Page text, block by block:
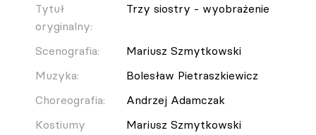
Tytuł
oryginalny:
Trzy siostry - wyobrażenie
Scenografia:
Mariusz Szmytkowski
Muzyka:
Bolesław Pietraszkiewicz
Choreografia:
Andrzej Adamczak
Kostiumy
Mariusz Szmytkowski